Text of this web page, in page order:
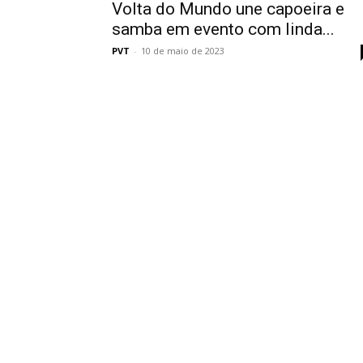
Volta do Mundo une capoeira e
samba em evento com linda...
PVT - 10 de maio de 2023